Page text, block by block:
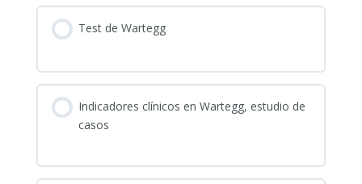
Test de Wartegg
Indicadores clínicos en Wartegg, estudio de
casos